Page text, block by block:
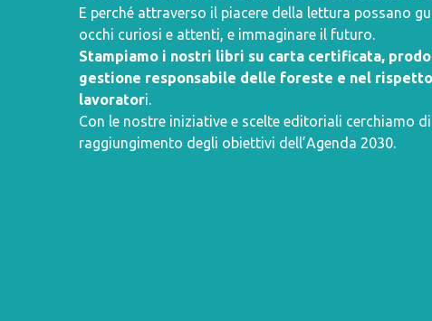
E perché attraverso il piacere della lettura possano
occhi curiosi e attenti, e immaginare il futuro.
Stampiamo i nostri libri su carta certificata,
gestione responsabile delle foreste e nel
lavoratori.
Con le nostre iniziative e scelte editoriali cerchiamo
raggiungimento degli obiettivi dell’Agenda 2030.